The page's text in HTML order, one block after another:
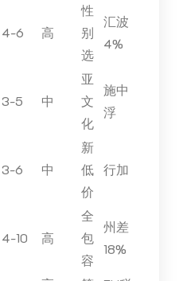
4-6 高
性
别
选
汇波
4%
3-5 中
亚
文
化
施中
浮
3-6 中
新
低
价
行加
4-10 高
全
包
容
州差
18%